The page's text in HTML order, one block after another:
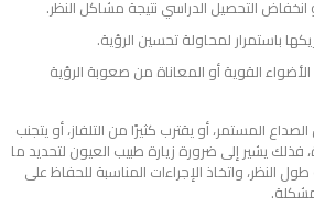
التحصيل الدراسي نتيجة مشاكل النظر.
باستمرار لمحاولة تحسين الرؤية.
القوية أو المعاناة من صعوبة الرؤية
المستمر، أو يقترب كثيرًا من التلفاز، أو يتجنب
فذلك يشير إلى ضرورة زيارة طبيب العيون لتحديد ما
النظر، واتخاذ الإجراءات المناسبة للحفاظ على